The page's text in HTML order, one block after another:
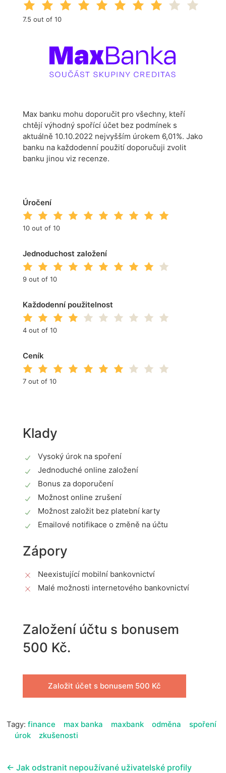
7.5 out of 10
Max banku mohu doporučit pro všechny, kteří
chtějí výhodný spořící účet bez podmínek s
aktuálně 10.10.2022 nejvyšším úrokem 6,01%. Jako
banku na každodenní použití doporučuji zvolit
banku jinou viz recenze.
Úročení
10 out of 10
Jednoduchost založení
9 out of 10
Každodenní použitelnost
4 out of 10
Ceník
7 out of 10
Klady
Vysoký úrok na spoření
Jednoduché online založení
Bonus za doporučení
Možnost online zrušení
Možnost založit bez platební karty
Emailové notifikace o změně na účtu
Zápory
Neexistující mobilní bankovnictví
Malé možnosti internetového bankovnictví
Založení účtu s bonusem
500 Kč.
Založit účet s bonusem 500 Kč
Tagy:finance max banka maxbank odměna
spoření
úrok
zkušenosti
← Jak odstranit nepoužívané uživatelské profily